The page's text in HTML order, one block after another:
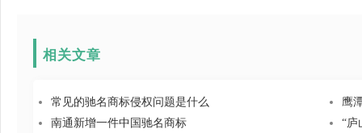
相关文章
常见的驰名商标侵权问题是什么
鹰
南通新增一件中国驰名商标
“庐